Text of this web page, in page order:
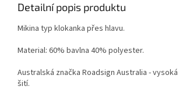
Detailní popis produktu
Mikina typ klokanka přes hlavu.
Material: 60% bavlna 40% polyester.
Australská značka Roadsign Australia -
šití.